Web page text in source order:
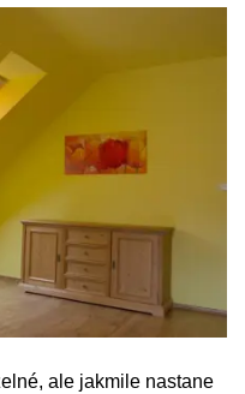
ale jakmile nastane